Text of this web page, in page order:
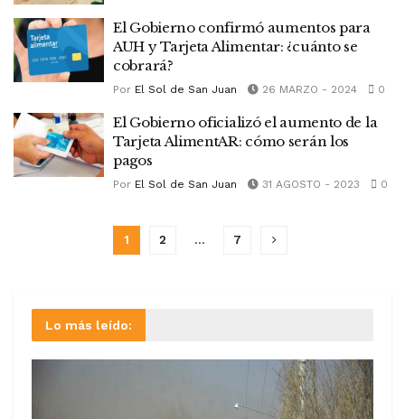
El Gobierno confirmó aumentos para
AUH y Tarjeta Alimentar: ¿cuánto se
cobrará?
Por El Sol de San Juan 26 MARZO - 2024 0
El Gobierno oficializó el aumento de la
Tarjeta AlimentAR: cómo serán los
pagos
Por El Sol de San Juan 31 AGOSTO - 2023 0
1 2 … 7
Lo más leído: